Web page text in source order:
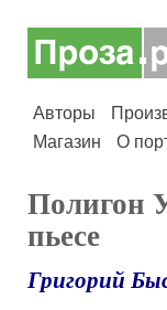
Авторы
Магазин
О
Полигон
пьесе
Григорий